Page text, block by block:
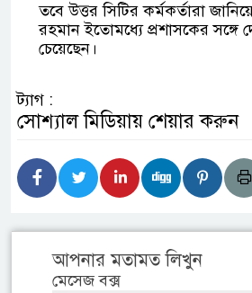
তবে উত্তর সিটির কর্মকর্তারা
রহমান ইতোমধ্যে প্রশাসকের সঙ্গে
চেয়েছেন।
ট্যাগ :
সোশ্যাল মিডিয়ায় শেয়ার করুন
আপনার মতামত লিখুন
মেসেজ বক্স